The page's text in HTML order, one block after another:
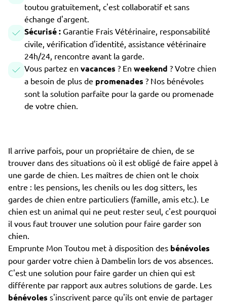
toutou gratuitement, c'est collaboratif et sans
échange d'argent.
Sécurisé : Garantie Frais Vétérinaire, responsabilité
civile, vérification d'identité, assistance vétérinaire
24h/24, rencontre avant la garde.
Vous partez en vacances ? En weekend ? Votre chien
a besoin de plus de promenades ? Nos bénévoles
sont la solution parfaite pour la garde ou promenade
de votre chien.
Il arrive parfois, pour un propriétaire de chien, de se
trouver dans des situations où il est obligé de faire appel à
une garde de chien. Les maîtres de chien ont le choix
entre : les pensions, les chenils ou les dog sitters, les
gardes de chien entre particuliers (famille, amis etc.). Le
chien est un animal qui ne peut rester seul, c'est pourquoi
il vous faut trouver une solution pour faire garder son
chien.
Emprunte Mon Toutou met à disposition des bénévoles
pour garder votre chien à Dambelin lors de vos absences.
C'est une solution pour faire garder un chien qui est
différente par rapport aux autres solutions de garde. Les
bénévoles s'inscrivent parce qu'ils ont envie de partager